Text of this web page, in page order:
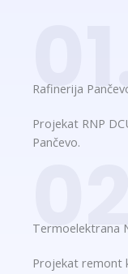
Rafinerija
Projekat RNP
Pančevo.
Termoelektrana
Projekat remont